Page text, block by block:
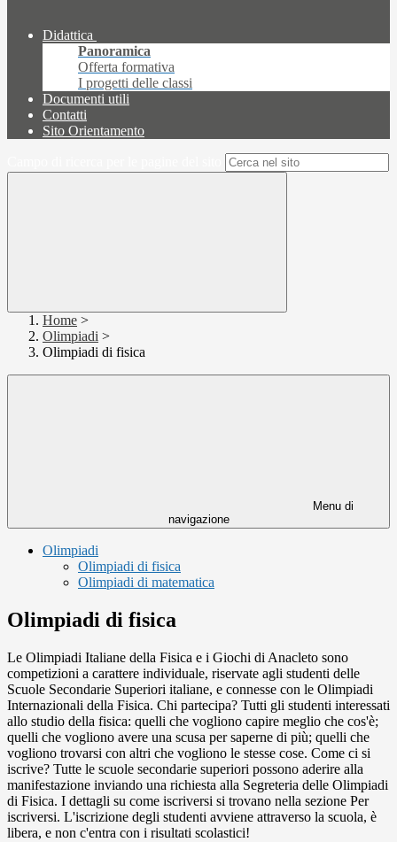
Didattica
Panoramica
Offerta formativa
I progetti delle classi
Documenti utili
Contatti
Sito Orientamento
Home >
Olimpiadi >
Olimpiadi di fisica
Menu di
navigazione
Olimpiadi
Olimpiadi di fisica
Olimpiadi di matematica
Olimpiadi di fisica
Le Olimpiadi Italiane della Fisica e i Giochi di Anacleto sono
competizioni a carattere individuale, riservate agli studenti delle
Scuole Secondarie Superiori italiane, e connesse con le Olimpiadi
Internazionali della Fisica. Chi partecipa? Tutti gli studenti interessati
allo studio della fisica: quelli che vogliono capire meglio che cos'è;
quelli che vogliono avere una scusa per saperne di più; quelli che
vogliono trovarsi con altri che vogliono le stesse cose. Come ci si
iscrive? Tutte le scuole secondarie superiori possono aderire alla
manifestazione inviando una richiesta alla Segreteria delle Olimpiadi
di Fisica. I dettagli su come iscriversi si trovano nella sezione Per
iscriversi. L'iscrizione degli studenti avviene attraverso la scuola, è
libera, e non c'entra con i risultati scolastici!